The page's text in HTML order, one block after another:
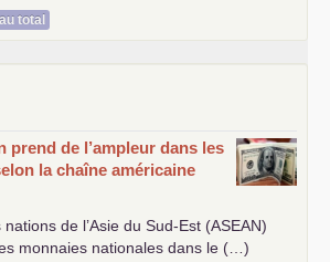
total
prend de l’ampleur dans les
la chaîne américaine
nations de l’Asie du Sud-Est (ASEAN)
monnaies nationales dans le (…)